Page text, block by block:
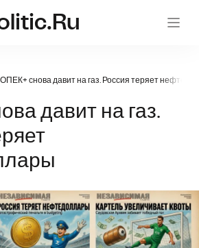
pr-
ОПЕК+ снова давит на газ. Россия теряет
давит на газ.